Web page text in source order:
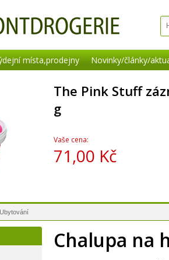
místa,prodejny Novinky/články/
The Pink Stuff
g
Vaše cena:
71,00 Kč
Ubytování
Chalupa na